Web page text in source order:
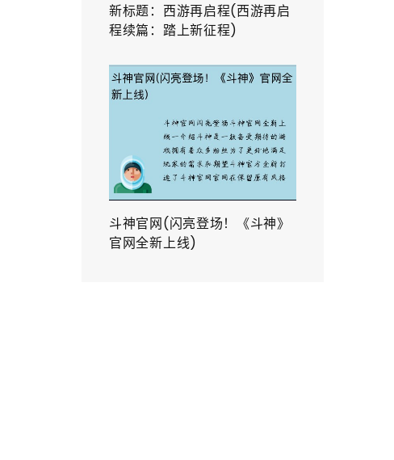
新标题：西游再启程(西游再启
程续篇：踏上新征程)
斗神官网(闪亮登场！《斗神》
官网全新上线)